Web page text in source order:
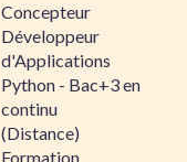
Concepteur
Développeur
d'Applications
Python - Bac+3 en
continu
(Distance)
Formation